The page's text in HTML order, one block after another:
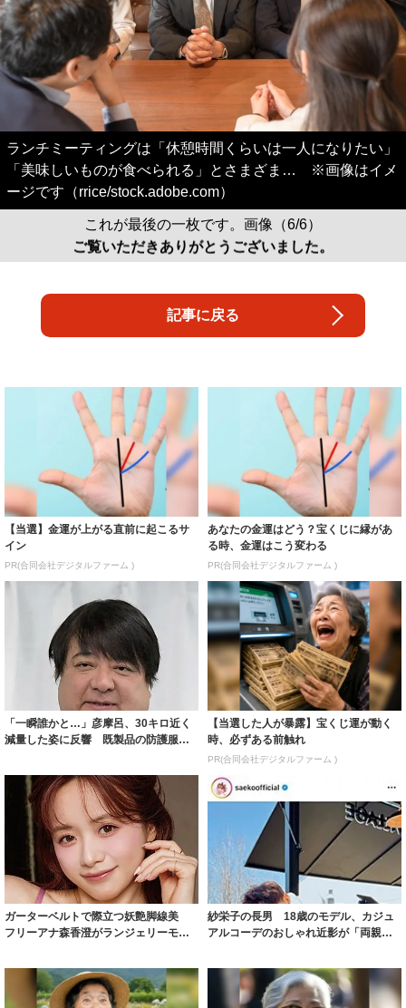
ランチミーティングは「休憩時間くらいは一人になりたい」
「美味しいものが食べられる」とさまざま… ※画像はイメ
ージです（rrice/stock.adobe.com）
これが最後の一枚です。画像（6/6）
ご覧いただきありがとうございました。
記事に戻る
【当選】金運が上がる直前に起こるサ
イン
PR(合同会社デジタルファーム )
あなたの金運はどう？宝くじに縁があ
る時、金運はこう変わる
PR(合同会社デジタルファーム )
「一瞬誰かと…」彦摩呂、30キロ近く
減量した姿に反響 既製品の防護服が
【当選した人が暴露】宝くじ運が動く
時、必ずある前触れ
PR(合同会社デジタルファーム )
ガーターベルトで際立つ妖艶脚線美
フリーアナ森香澄がランジェリーモデ
紗栄子の長男 18歳のモデル、カジュ
アルコーデのおしゃれ近影が「両親の